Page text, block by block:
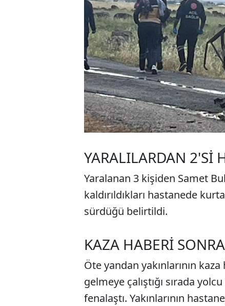
YARALILARDAN 2'Sİ
Yaralanan 3 kişiden Samet
kaldırıldıkları hastanede
sürdüğü belirtildi.
KAZA HABERİ
Öte yandan yakınlarının
gelmeye çalıştığı sırada
fenalaştı. Yakınlarının